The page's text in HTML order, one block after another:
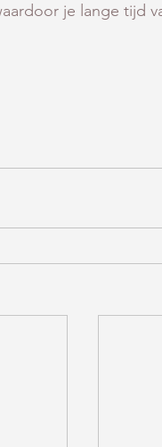
je lange tijd